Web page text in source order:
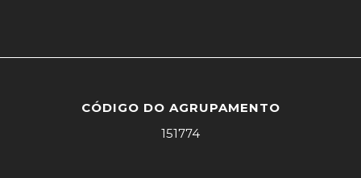
CÓDIGO DO AGRUPAMENTO
151774